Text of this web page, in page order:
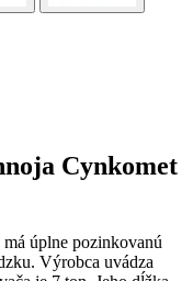
Cynkomet
úplne pozinkovanú
Výrobca uvádza